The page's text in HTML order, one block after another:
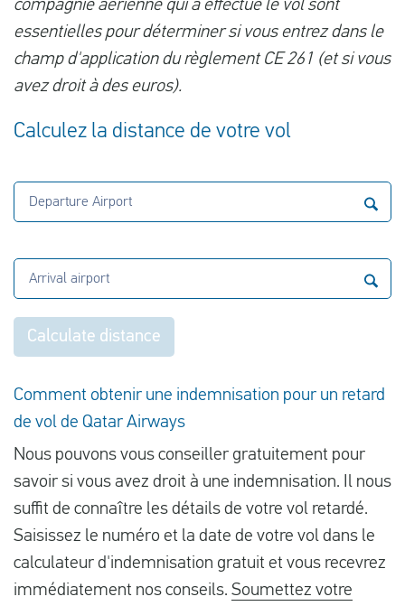
compagnie aérienne qui a effectué le vol sont
essentielles pour déterminer si vous entrez dans le
champ d'application du règlement CE 261 (et si vous
avez droit à des euros).
Calculez la distance de votre vol
Departure Airport
Arrival airport
Calculate distance
Comment obtenir une indemnisation pour un retard
de vol de Qatar Airways
Nous pouvons vous conseiller gratuitement pour
savoir si vous avez droit à une indemnisation. Il nous
suffit de connaître les détails de votre vol retardé.
Saisissez le numéro et la date de votre vol dans le
calculateur d'indemnisation gratuit et vous recevrez
immédiatement nos conseils. Soumettez votre